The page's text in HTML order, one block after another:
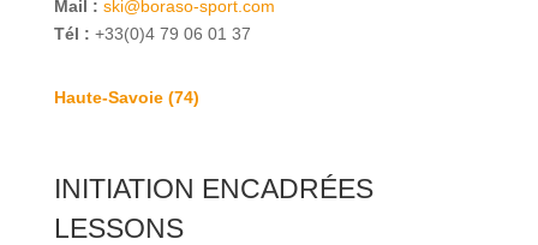
Mail : ski@boraso-sport.com
Tél : +33(0)4 79 06 01 37
Haute-Savoie (74)
INITIATION ENCADRÉES
LESSONS